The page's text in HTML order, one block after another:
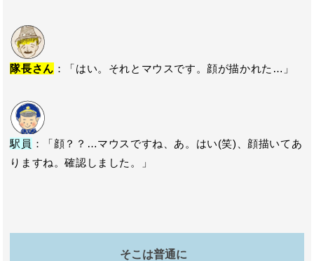
隊長さん ：「はい。それとマウスです。顔が描かれた…」
駅員 ：「顔？？…マウスですね、あ。はい(笑)、顔描いてあ
りますね。確認しました。」
そこは普通に